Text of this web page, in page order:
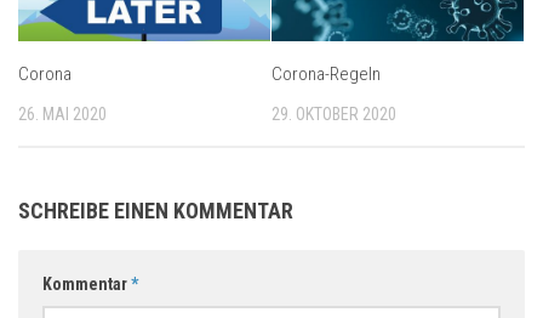
Corona
26. MAI 2020
Corona-Regeln
29. OKTOBER 2020
SCHREIBE EINEN KOMMENTAR
Kommentar*